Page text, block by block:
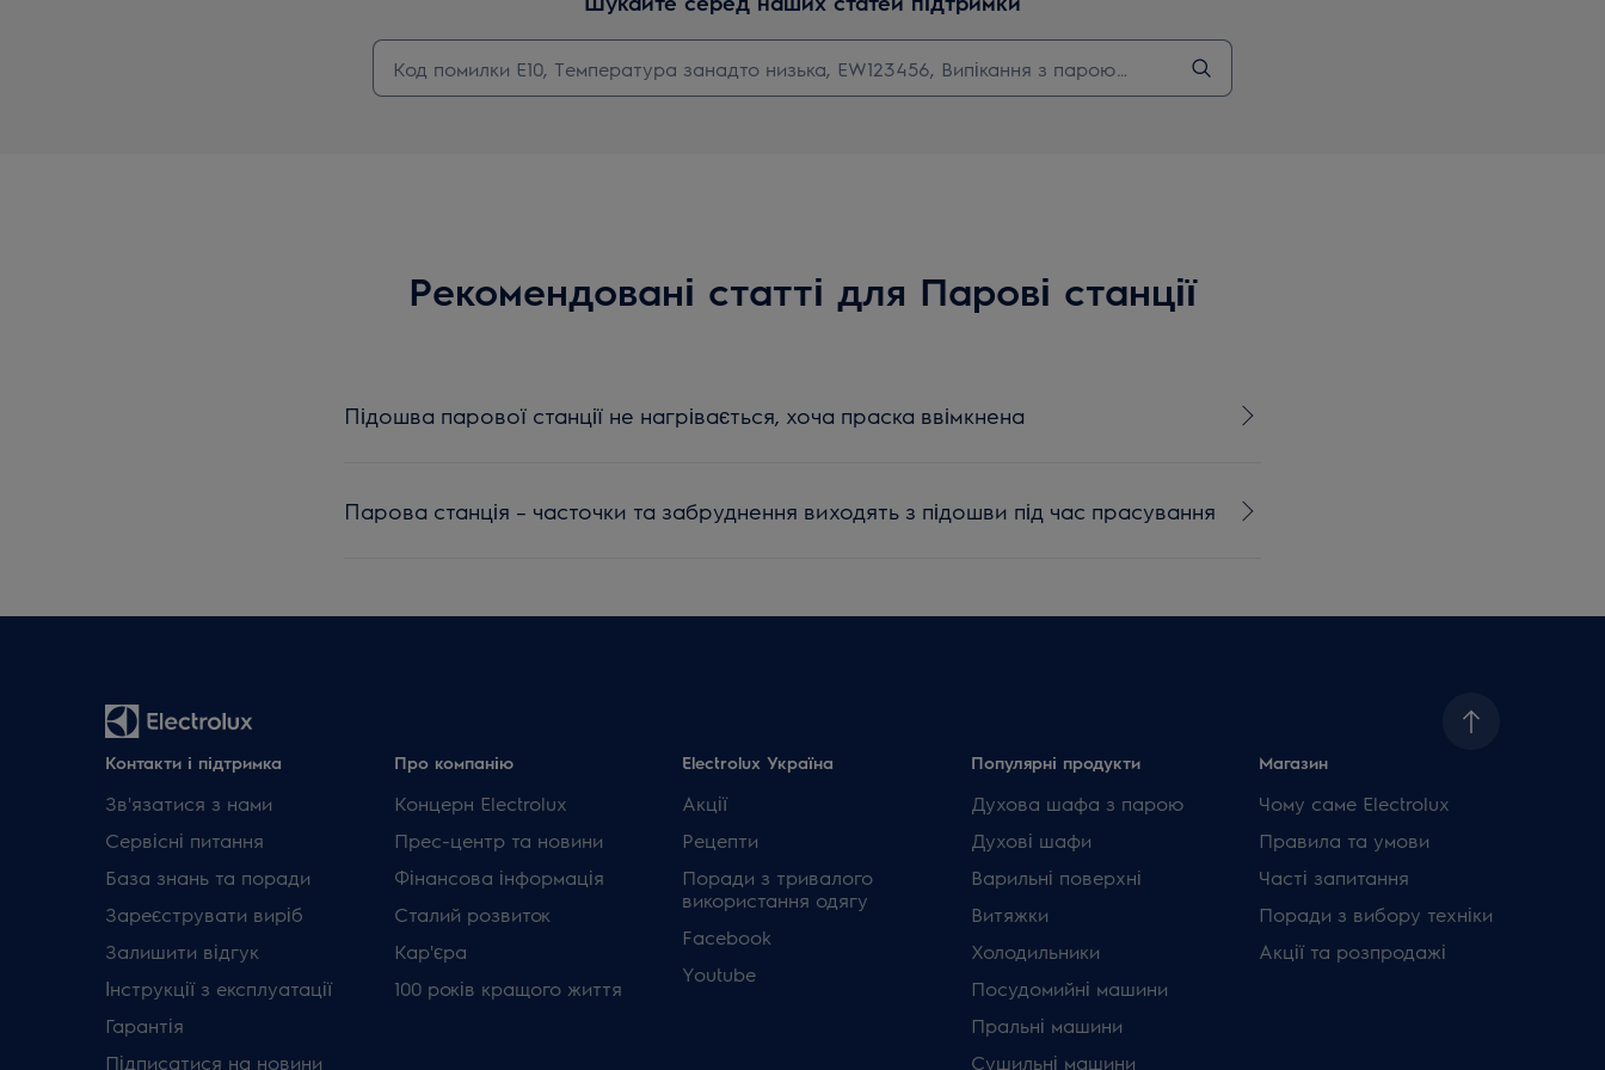
Рекомендовані статті для Парові станції
Підошва парової станції не нагрівається, хоча праска ввімкнена
Парова станція – часточки та забруднення виходять з підошви під час прасування
Контакти і підтримка
Зв'язатися з нами
Сервісні питання
База знань та поради
Зареєструвати виріб
Залишити відгук
Інструкції з експлуатації
Гарантія
Підписатися на новини
Про компанію
Концерн Electrolux
Прес-центр та новини
Фінансова інформація
Сталий розвиток
Кар'єра
100 років кращого життя
Electrolux Україна
Акції
Рецепти
Поради з тривалого
використання одягу
Facebook
Youtube
Популярні продукти
Духова шафа з парою
Духові шафи
Варильні поверхні
Витяжки
Холодильники
Посудомийні машини
Пральні машини
Сушильні машини
Магазин
Чому саме Electrolux
Правила та умови
Часті запитання
Поради з вибору техніки
Акції та розпродажі